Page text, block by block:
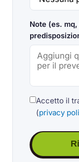
Note (es.
Accetto il
(privacy